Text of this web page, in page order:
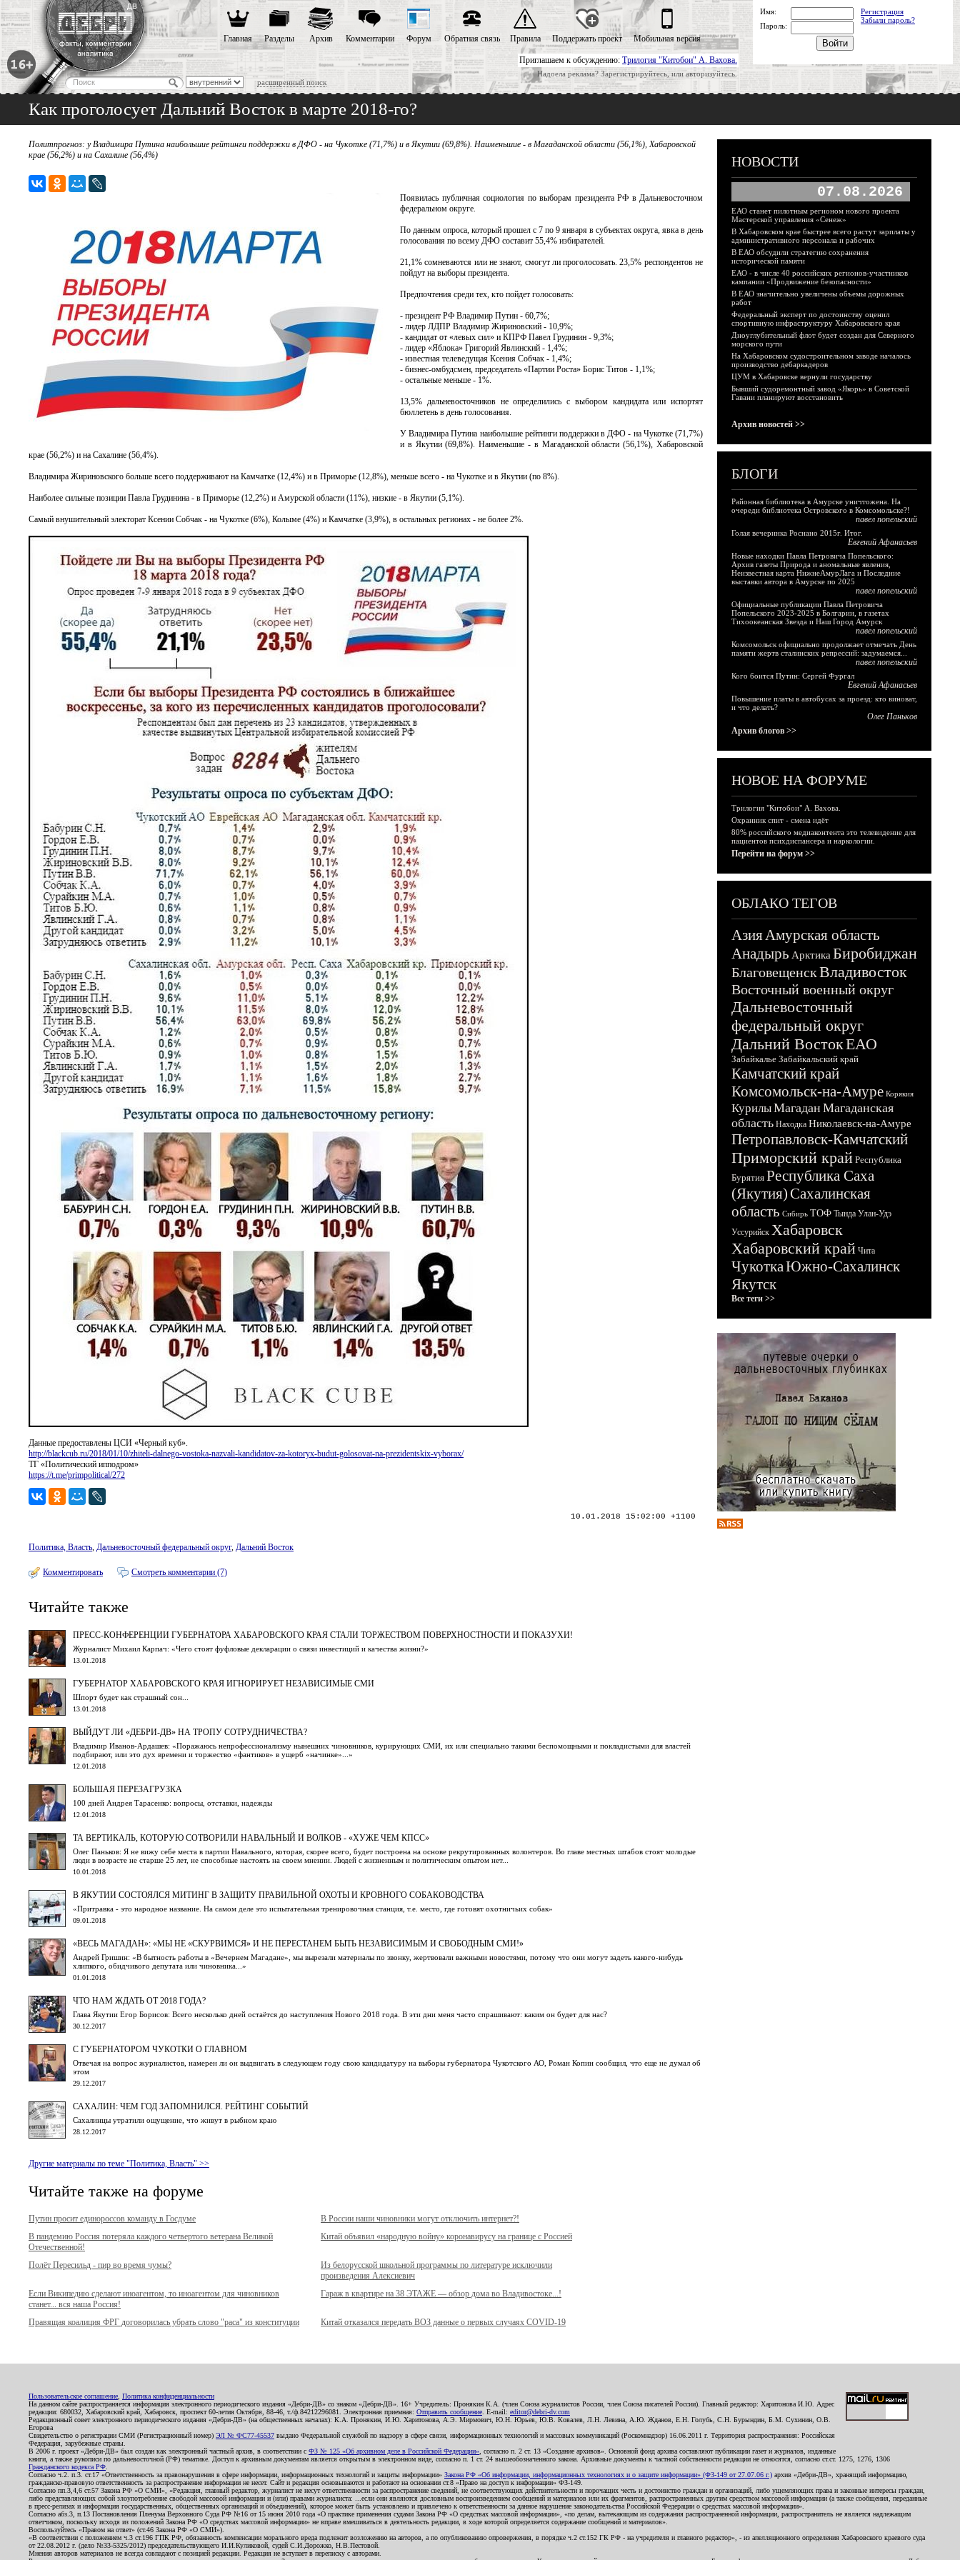
Приглашаем к обсуждению: Трилогия "Китобои" А. Вахова.
Надоела реклама? Зарегистрируйтесь, или авторизуйтесь.
расширенный поиск
Главная Разделы Архив Комментарии Форум Обратная связь Правила Поддержать проект Мобильная версия
Имя:
Регистрация
Забыли пароль?
Пароль:
Как проголосует Дальний Восток в марте 2018-го?
Политпрогноз: у Владимира Путина наибольшие рейтинги поддержки в ДФО - на Чукотке (71,7%) и в Якутии (69,8%). Наименьшие - в Магаданской области (56,1%), Хабаровской
крае (56,2%) и на Сахалине (56,4%)
Появилась публичная социология по выборам президента РФ в Дальневосточном
федеральном округе.
По данным опроса, который прошел с 7 по 9 января в субъектах округа, явка в день
голосования по всему ДФО составит 55,4% избирателей.
21,1% сомневаются или не знают, смогут ли проголосовать. 23,5% респондентов не
пойдут на выборы президента.
Предпочтения среди тех, кто пойдет голосовать:
- президент РФ Владимир Путин - 60,7%;
- лидер ЛДПР Владимир Жириновский - 10,9%;
- кандидат от «левых сил» и КПРФ Павел Грудинин - 9,3%;
- лидер «Яблока» Григорий Явлинский - 1,4%;
- известная телеведущая Ксения Собчак - 1,4%;
- бизнес-омбудсмен, председатель «Партии Роста» Борис Титов - 1,1%;
- остальные меньше - 1%.
13,5% дальневосточников не определились с выбором кандидата или испортят
бюллетень в день голосования.
У Владимира Путина наибольшие рейтинги поддержки в ДФО - на Чукотке (71,7%)
и в Якутии (69,8%). Наименьшие - в Магаданской области (56,1%), Хабаровской
крае (56,2%) и на Сахалине (56,4%).
Владимира Жириновского больше всего поддерживают на Камчатке (12,4%) и в Приморье (12,8%), меньше всего - на Чукотке и в Якутии (по 8%).
Наиболее сильные позиции Павла Грудинина - в Приморье (12,2%) и Амурской области (11%), низкие - в Якутии (5,1%).
Самый внушительный электорат Ксении Собчак - на Чукотке (6%), Колыме (4%) и Камчатке (3,9%), в остальных регионах - не более 2%.
Данные предоставлены ЦСИ «Черный куб».
http://blackcub.ru/2018/01/10/zhiteli-dalnego-vostoka-nazvali-kandidatov-za-kotoryx-budut-golosovat-na-prezidentskix-vyborax/
ТГ «Политический ипподром»
https://t.me/primpolitical/272
10.01.2018 15:02:00 +1100
Политика, Власть, Дальневосточный федеральный округ, Дальний Восток
Комментировать Смотреть комментарии (7)
Читайте также
ПРЕСС-КОНФЕРЕНЦИИ ГУБЕРНАТОРА ХАБАРОВСКОГО КРАЯ СТАЛИ ТОРЖЕСТВОМ ПОВЕРХНОСТНОСТИ И ПОКАЗУХИ!
Журналист Михаил Карпач: «Чего стоят фуфловые декларации о связи инвестиций и качества жизни?»
13.01.2018
ГУБЕРНАТОР ХАБАРОВСКОГО КРАЯ ИГНОРИРУЕТ НЕЗАВИСИМЫЕ СМИ
Шпорт будет как страшный сон...
13.01.2018
ВЫЙДУТ ЛИ «ДЕБРИ-ДВ» НА ТРОПУ СОТРУДНИЧЕСТВА?
Владимир Иванов-Ардашев: «Поражаюсь непрофессионализму нынешних чиновников, курирующих СМИ, их или специально такими беспомощными и покладистыми для властей
подбирают, или это дух времени и торжество «фантиков» в ущерб «начинке»...»
12.01.2018
БОЛЬШАЯ ПЕРЕЗАГРУЗКА
100 дней Андрея Тарасенко: вопросы, отставки, надежды
12.01.2018
ТА ВЕРТИКАЛЬ, КОТОРУЮ СОТВОРИЛИ НАВАЛЬНЫЙ И ВОЛКОВ - «ХУЖЕ ЧЕМ КПСС»
Олег Паньков: Я не вижу себе места в партии Навального, которая, скорее всего, будет построена на основе рекрутированных волонтеров. Во главе местных штабов стоят молодые
люди в возрасте не старше 25 лет, не способные настоять на своем мнении. Людей с жизненным и политическим опытом нет...
10.01.2018
В ЯКУТИИ СОСТОЯЛСЯ МИТИНГ В ЗАЩИТУ ПРАВИЛЬНОЙ ОХОТЫ И КРОВНОГО СОБАКОВОДСТВА
«Притравка - это народное название. На самом деле это испытательная тренировочная станция, т.е. место, где готовят охотничьих собак»
09.01.2018
«ВЕСЬ МАГАДАН»: «МЫ НЕ «СКУРВИМСЯ» И НЕ ПЕРЕСТАНЕМ БЫТЬ НЕЗАВИСИМЫМ И СВОБОДНЫМ СМИ!»
Андрей Гришин: «В бытность работы в «Вечернем Магадане», мы вырезали материалы по звонку, жертвовали важными новостями, потому что они могут задеть какого-нибудь
хлипкого, обидчивого депутата или чиновника...»
01.01.2018
ЧТО НАМ ЖДАТЬ ОТ 2018 ГОДА?
Глава Якутии Егор Борисов: Всего несколько дней остаётся до наступления Нового 2018 года. В эти дни меня часто спрашивают: каким он будет для нас?
30.12.2017
С ГУБЕРНАТОРОМ ЧУКОТКИ О ГЛАВНОМ
Отвечая на вопрос журналистов, намерен ли он выдвигать в следующем году свою кандидатуру на выборы губернатора Чукотского АО, Роман Копин сообщил, что еще не думал об
этом
29.12.2017
САХАЛИН: ЧЕМ ГОД ЗАПОМНИЛСЯ. РЕЙТИНГ СОБЫТИЙ
Сахалинцы утратили ощущение, что живут в рыбном краю
28.12.2017
Другие материалы по теме "Политика, Власть" >>
Читайте также на форуме
Путин просит единороссов команду в Госдуме
В России наши чиновники могут отключить интернет?!
В пандемию Россия потеряла каждого четвертого ветерана Великой
Отечественной!
Китай объявил «народную войну» коронавирусу на границе с Россией
Полёт Пересильд - пир во время чумы?
Из белорусской школьной программы по литературе исключили
произведения Алексиевич
Если Википедию сделают иноагентом, то иноагентом для чиновников
станет... вся наша Россия!
Гараж в квартире на 38 ЭТАЖЕ — обзор дома во Владивостоке...!
Правящая коалиция ФРГ договорилась убрать слово "раса" из конституции Китай отказался передать ВОЗ данные о первых случаях COVID-19
НОВОСТИ
07.08.2026
ЕАО станет пилотным регионом нового проекта
Мастерской управления «Сенеж»
В Хабаровском крае быстрее всего растут зарплаты у
административного персонала и рабочих
В ЕАО обсудили стратегию сохранения
исторической памяти
ЕАО - в числе 40 российских регионов-участников
кампании «Продвижение безопасности»
В ЕАО значительно увеличены объемы дорожных
работ
Федеральный эксперт по достоинству оценил
спортивную инфраструктуру Хабаровского края
Дноуглубительный флот будет создан для Северного
морского пути
На Хабаровском судостроительном заводе началось
производство дебаркадеров
ЦУМ в Хабаровске вернули государству
Бывший судоремонтный завод «Якорь» в Советской
Гавани планируют восстановить
Архив новостей >>
БЛОГИ
Районная библиотека в Амурске уничтожена. На
очереди библиотека Островского в Комсомольске?!
павел попельский
Голая вечеринка Роснано 2015г. Итог.
Евгений Афанасьев
Новые находки Павла Петровича Попельского:
Архив газеты Природа и аномальные явления,
Неизвестная карта НижнеАмурЛага и Последние
выставки автора в Амурске по 2025
павел попельский
Официальные публикации Павла Петровича
Попельского 2023-2025 в Болгарии, в газетах
Тихоокеанская Звезда и Наш Город Амурск
павел попельский
Комсомольск официально продолжает отмечать День
памяти жертв сталинских репрессий: задумаемся...
павел попельский
Кого боится Путин: Сергей Фургал
Евгений Афанасьев
Повышение платы в автобусах за проезд: кто виноват,
и что делать?
Олег Паньков
Архив блогов >>
НОВОЕ НА ФОРУМЕ
Трилогия "Китобои" А. Вахова.
Охранник спит - смена идёт
80% российского медиаконтента это телевидение для
пациентов психдиспансера и наркологии.
Перейти на форум >>
ОБЛАКО ТЕГОВ
АзияАмурская область
Анадырь Арктика Биробиджан
БлаговещенскВладивосток
Восточный военный округ
Дальневосточный
федеральный округ
Дальний ВостокЕАО
Забайкалье Забайкальский край
Камчатский край
Комсомольск-на-Амуре Корякия
КурилыМагадан Магаданская
область Находка Николаевск-на-Амуре
Петропавловск-Камчатский
Приморский край Республика
Бурятия Республика Саха
(Якутия)Сахалинская
область Сибирь ТОФ Тында Улан-Удэ
Уссурийск Хабаровск
Хабаровский край Чита
ЧукоткаЮжно-Сахалинск
Якутск
Все теги >>
Пользовательское соглашение Политика конфиденциальности
На данном сайте распространяется информация электронного периодического издания «Дебри-ДВ» со знаком «Дебри-ДВ». 16+ Учредитель: Пронякин К.А. (член Союза журналистов России, член Союза писателей России). Главный редактор: Харитонова И.Ю. Адрес
редакции: 680032, Хабаровский край, Хабаровск, проспект 60-летия Октября, 88-46, т./ф.84212296081. Электронная приемная: Отправить сообщение . E-mail: editor@debri-dv.com
Редакционный совет электронного периодического издания «Дебри-ДВ» (на общественных началах): К.А. Пронякин, И.Ю. Харитонова, А.Э. Мирмович, Ю.Н. Юрьев, Ю.В. Ковалев, Л.Н. Левина, А.Ю. Жданов, Е.Н. Голубь, С.Н. Бурындин, Б.М. Сухинин, О.В.
Егорова
Свидетельство о регистрации СМИ (Регистрационный номер) ЭЛ № ФС77-45537 выдано Федеральной службой по надзору в сфере связи, информационных технологий и массовых коммуникаций (Роскомнадзор) 16.06.2011 г. Территория распространения: Российская
Федерация, зарубежные страны.
В 2006 г. проект «Дебри-ДВ» был создан как электронный частный архив, в соответствии с ФЗ № 125 «Об архивном деле в Российской Федерации» , согласно п. 2 ст. 13 «Создание архивов». Основной фонд архива составляют публикации газет и журналов, изданные
книги, а также рукописи по дальневосточной (РФ) тематике. Доступ к архивным документам является открытым в электронном виде, согласно п. 1 ст. 24 вышеобозначенного закона. Архивные документы к частной собственности редакции не относятся, согласно ст.ст. 1275, 1276, 1306
Гражданского кодекса РФ
Согласно ч.2. п.3. ст.17 «Ответственность за правонарушения в сфере информации, информационных технологий и защиты информации» Закона РФ «Об информации, информационных технологиях и о защите информации» (ФЗ-149 от 27.07.06 г.) архив «Дебри-ДВ», хранящий информацию,
гражданско-правовую ответственность за распространение информации не несет. Сайт и редакция основываются и работают на основании ст.8 «Право на доступ к информации» ФЗ-149.
Согласно пп.3,4,6 ст.57 Закона РФ «О СМИ», «Редакция, главный редактор, журналист не несут ответственности за распространение сведений, не соответствующих действительности и порочащих честь и достоинство граждан и организаций, либо ущемляющих права и законные интересы граждан,
либо представляющих собой злоупотребление свободой массовой информации и (или) правами журналиста: ...если они являются дословным воспроизведением сообщений и материалов или их фрагментов, распространенных другим средством массовой информации (а также сообщения, переданные
в пресс-релизах и информация государственных, общественных организаций и объединений), которое может быть установлено и привлечено к ответственности за данное нарушение законодательства Российской Федерации о средствах массовой информации».
Согласно абз.3, п.13 Постановления Пленума Верховного Суда РФ №16 от 15 июня 2010 года «О практике применения судами Закона РФ «О средствах массовой информации», «по делам, вытекающим из содержания распространенной информации, распространитель не является надлежащим
ответчиком, поскольку исходя из положений Закона РФ «О средствах массовой информации» не вправе вмешиваться в деятельность редакции, в ходе которой определяется содержание сообщений и материалов».
Воспользуйтесь «Правом на ответ» (ст.46 Закона РФ «О СМИ»).
«В соответствии с положением ч.3 ст.196 ГПК РФ, обязанность компенсации морального вреда подлежит возложению на авторов, а по опубликованию опровержения, в порядке ч.2 ст.152 ГК РФ - на учредителя и главного редактор», - из апелляционного определения Хабаровского краевого суда
от 22.08.2012 г. (дело №33-5325/2012) председательствующего И.И.Куликовой, судей С.И.Дорожко, Н.В.Пестовой.
Мнения авторов материалов не всегда совпадают с позицией редакции. Редакция не вступает в переписку с авторами.